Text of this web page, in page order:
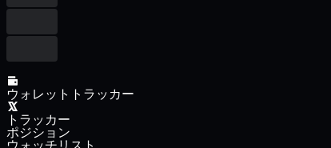
ウォレットトラッカー
トラッカー
ポジション